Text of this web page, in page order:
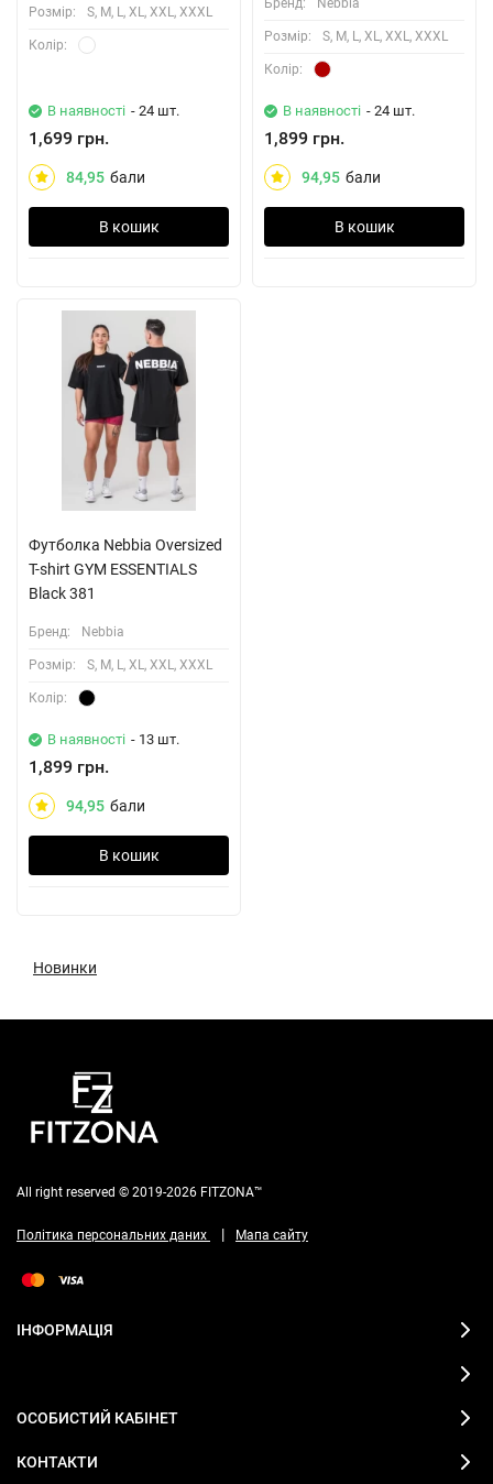
Розмiр: S, M, L, XL, XXL, XXXL
Колiр:
В наявності - 24 шт.
1,699 грн.
84,95 бали
В кошик
Бренд: Nebbia
Розмiр: S, M, L, XL, XXL, XXXL
Колiр:
В наявності - 24 шт.
1,899 грн.
94,95 бали
В кошик
Футболка Nebbia Oversized
T-shirt GYM ESSENTIALS
Black 381
Бренд: Nebbia
Розмiр: S, M, L, XL, XXL, XXXL
Колiр:
В наявності - 13 шт.
1,899 грн.
94,95 бали
В кошик
Новинки
All right reserved © 2019-2026 FITZONA™
Політика персональних даних | Мапа сайту
ІНФОРМАЦІЯ
ОСОБИСТИЙ КАБІНЕТ
КОНТАКТИ